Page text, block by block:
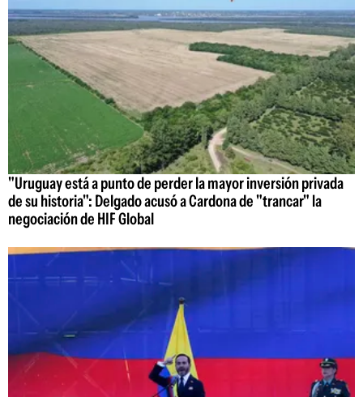
"Uruguay está a punto de perder la mayor inversión privada
de su historia": Delgado acusó a Cardona de "trancar" la
negociación de HIF Global